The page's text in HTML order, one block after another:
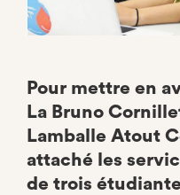
Pour mettre en
La Bruno
Lamballe Atout
attaché les
de trois